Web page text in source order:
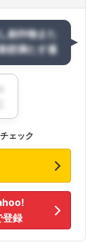
ェック
登録